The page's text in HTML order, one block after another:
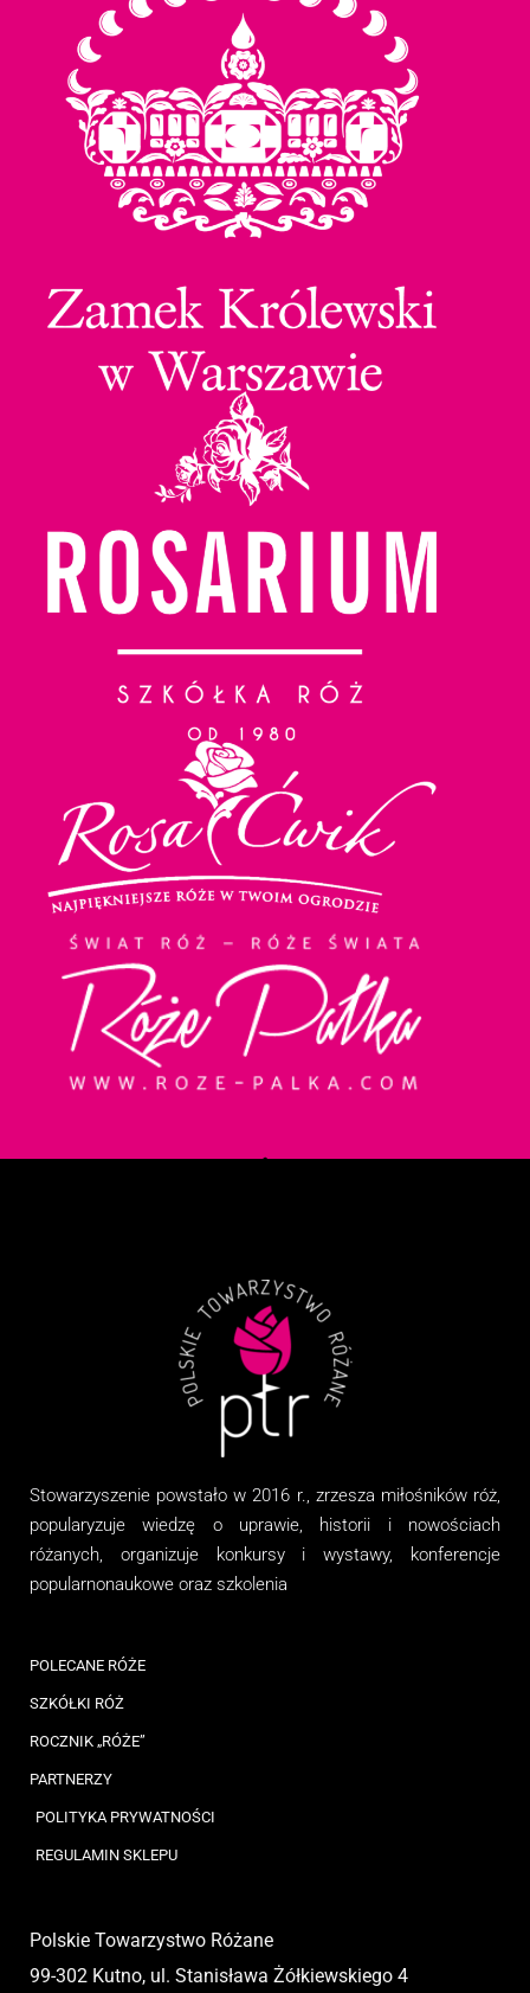
Stowarzyszenie powstało w 2016 r., zrzesza miłośników róż,
popularyzuje wiedzę o uprawie, historii i nowościach
różanych, organizujekonkursy i wystawy, konferencje
popularnonaukowe oraz szkolenia
POLECANE RÓŻE
SZKÓŁKI RÓŻ
ROCZNIK „RÓŻE”
PARTNERZY
POLITYKA PRYWATNOŚCI
REGULAMIN SKLEPU
Polskie Towarzystwo Różane
99-302 Kutno, ul. Stanisława Żółkiewskiego 4